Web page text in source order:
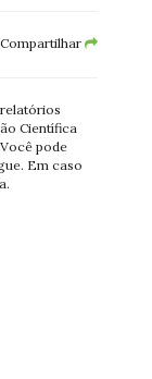
Compartilhar
Científica
pode
Em caso